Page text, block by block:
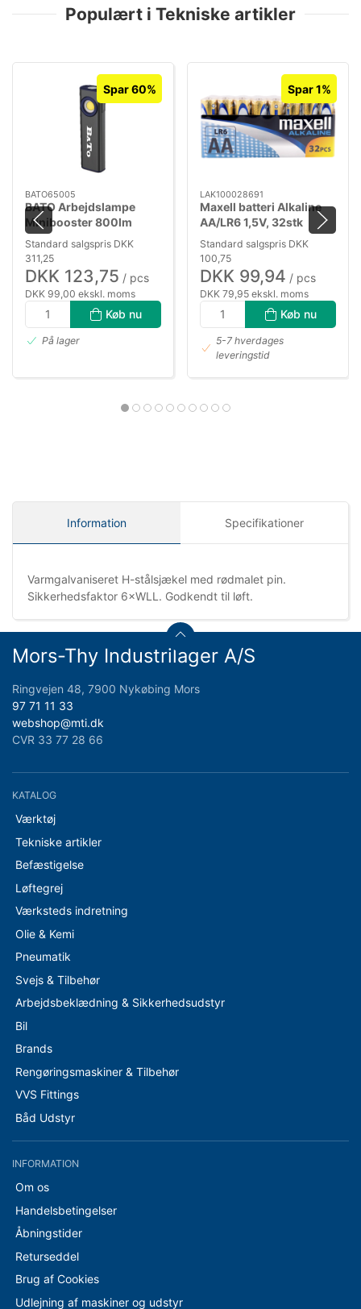
Populært i Tekniske artikler
Spar 60%
BATO65005
BATO Arbejdslampe
Minibooster 800lm
genopl.
Standard salgspris DKK
311,25
DKK 123,75 / pcs
DKK 99,00 ekskl. moms
Køb nu
På lager
Spar 1%
LAK100028691
Maxell batteri Alkaline
AA/LR6 1,5V, 32stk
Standard salgspris DKK
100,75
DKK 99,94 / pcs
DKK 79,95 ekskl. moms
Køb nu
5-7 hverdages
leveringstid
Information Specifikationer
Varmgalvaniseret H-stålsjækel med rødmalet pin.
Sikkerhedsfaktor 6×WLL. Godkendt til løft.
Mors-Thy Industrilager A/S
Ringvejen 48, 7900 Nykøbing Mors
97 71 11 33
webshop@mti.dk
CVR 33 77 28 66
KATALOG
Værktøj
Tekniske artikler
Befæstigelse
Løftegrej
Værksteds indretning
Olie & Kemi
Pneumatik
Svejs & Tilbehør
Arbejdsbeklædning & Sikkerhedsudstyr
Bil
Brands
Rengøringsmaskiner & Tilbehør
VVS Fittings
Båd Udstyr
INFORMATION
Om os
Handelsbetingelser
Åbningstider
Returseddel
Brug af Cookies
Udlejning af maskiner og udstyr